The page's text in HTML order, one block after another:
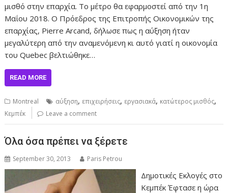
μισθό στην επαρχία. Το μέτρο θα εφαρμοστεί από την 1η
Μαΐου 2018. Ο Πρόεδρος της Επιτροπής Οικονομικών της
επαρχίας, Pierre Arcand, δήλωσε πως η αύξηση ήταν
μεγαλύτερη από την αναμενόμενη κι αυτό γιατί η οικονομία
του Quebec βελτιώθηκε…
READ MORE
Montreal αύξηση, επιχειρήσεις, εργασιακά, κατώτερος μισθός,
Κεμπέκ Leave a comment
Όλα όσα πρέπει να ξέρετε
September 30, 2013 Paris Petrou
Δημοτικές Εκλογές στο
Κεμπέκ Έφτασε η ώρα